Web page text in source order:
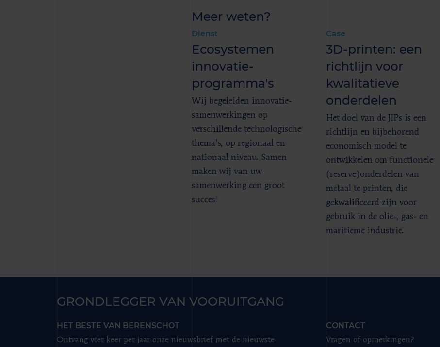
Meer weten?
Dienst
Ecosystemen
innovatie-
programma's
Wij begeleiden innovatie-
samenwerkingen op
verschillende technologische
thema’s, op regionaal en
nationaal niveau. Samen
maken wij van uw
samenwerking een groot
succes!
Case
3D-printen: een
richtlijn voor
kwalitatieve
onderdelen
Het doel van de JIPs is een
richtlijn en bijbehorend
economisch model te
ontwikkelen om functionele
(reserve)onderdelen van
metaal te printen, die
gekwalificeerd zijn voor
gebruik in de olie-, gas- en
maritieme industrie.
GRONDLEGGER VAN VOORUITGANG
HET BESTE VAN BERENSCHOT
Ontvang vier keer per jaar onze nieuwsbrief met de nieuwste
CONTACT
Vragen of opmerkingen?